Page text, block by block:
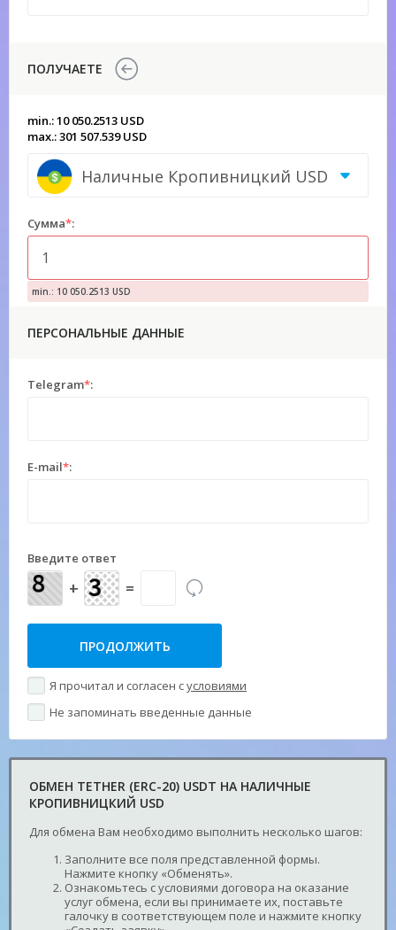
ПОЛУЧАЕТЕ
min.: 10 050.2513 USD
max.: 301 507.539 USD
Наличные Кропивницкий USD
Сумма*:
min.: 10 050.2513 USD
ПЕРСОНАЛЬНЫЕ ДАННЫЕ
Telegram*:
E-mail*:
Введите ответ
+ =
Я прочитал и согласен сусловиями
Не запоминать введенные данные
ОБМЕН TETHER (ERC-20) USDT НА НАЛИЧНЫЕ
КРОПИВНИЦКИЙ USD
Для обмена Вам необходимо выполнить несколько шагов:
Заполните все поля представленной формы.
Нажмите кнопку «Обменять».
Ознакомьтесь с условиями договора на оказание
услуг обмена, если вы принимаете их, поставьте
галочку в соответствующем поле и нажмите кнопку